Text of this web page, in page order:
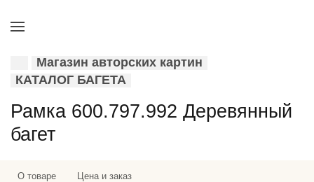
Магазин авторских картин
КАТАЛОГ БАГЕТА
Рамка 600.797.992 Деревянный
багет
О товаре Цена и заказ